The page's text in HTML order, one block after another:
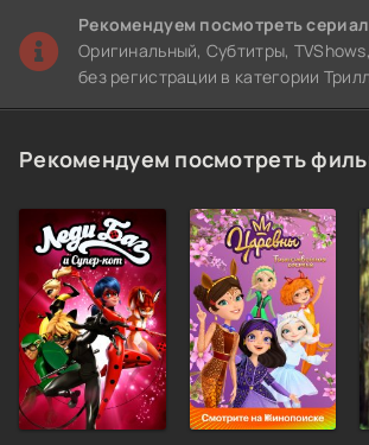
Рекомендуем посмотреть сериал
Оригинальный, Субтитры,
без регистрации в категории
Рекомендуем посмотреть